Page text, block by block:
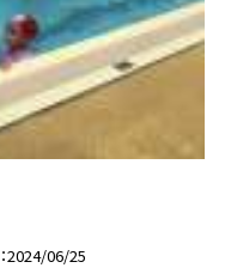
2024/06/25